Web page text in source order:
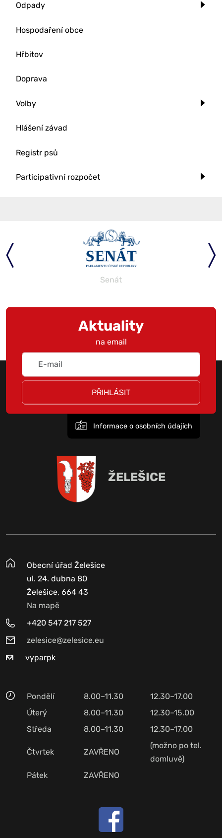
Odpady
Hospodaření obce
Hřbitov
Doprava
Volby
Hlášení závad
Registr psů
Participativní rozpočet
Senát
Aktuality
na email
PŘIHLÁSIT
Informace o osobních údajích
ŽELEŠICE
Obecní úřad Želešice
ul. 24. dubna 80
Želešice, 664 43
Na mapě
+420 547 217 527
zelesice@zelesice.eu
vyparpk
Pondělí 8.00–11.30
12.30–17.00
Úterý
8.00–11.30
12.30–15.00
Středa
8.00–11.30 12.30–17.00
Čtvrtek ZAVŘENO
(možno po tel.
domluvě)
Pátek
ZAVŘENO